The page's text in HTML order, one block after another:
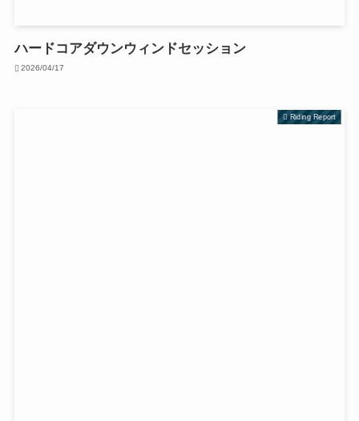
ハードコアダウンウィンドセッション
2026/04/17
Riding Report